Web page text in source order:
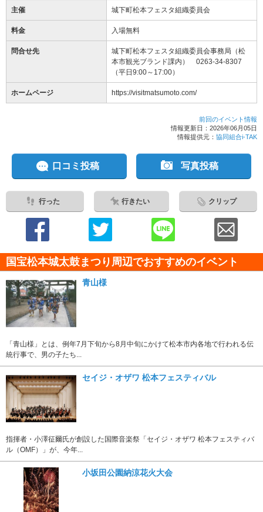
主催 城下町松本フェスタ組織委員会
料金 入場無料
問合せ先
城下町松本フェスタ組織委員会事務局（松
本市観光ブランド課内） 0263-34-8307
（平日9:00～17:00）
ホームページ https://visitmatsumoto.com/
前回のイベント情報
情報更新日：2026年06月05日
情報提供元： 協同組合i-TAK
口コミ投稿 写真投稿
行った 行きたい クリップ
国宝松本城太鼓まつり周辺でおすすめのイベント
青山様
「青山様」とは、例年7月下旬から8月中旬にかけて松本市内各地で行われる伝
統行事で、男の子たち...
セイジ・オザワ 松本フェスティバル
指揮者・小澤征爾氏が創設した国際音楽祭「セイジ・オザワ 松本フェスティバ
ル（OMF）」が、今年...
小坂田公園納涼花火大会